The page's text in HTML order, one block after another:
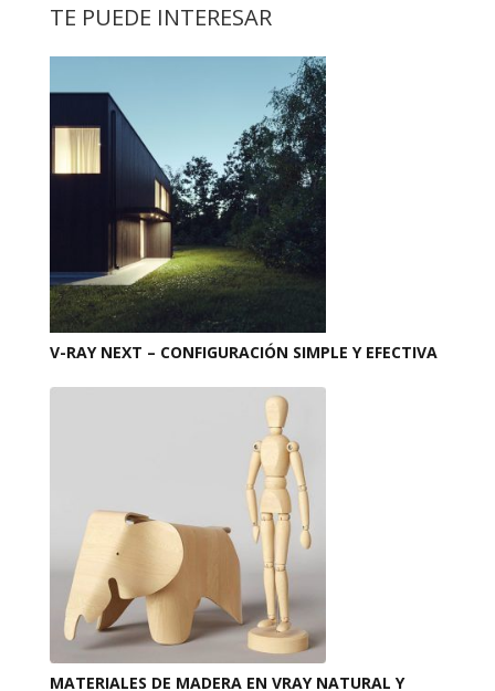
TE PUEDE INTERESAR
V-RAY NEXT – CONFIGURACIÓN SIMPLE Y EFECTIVA
MATERIALES DE MADERA EN VRAY NATURAL Y